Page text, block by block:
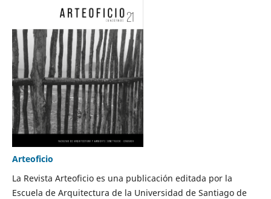
Arteoficio
La Revista Arteoficio es una publicación editada por la
Escuela de Arquitectura de la Universidad de Santiago de